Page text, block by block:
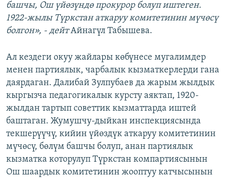
башчы, Ош үйөзүндө прокурор болуп иштеген.
1922-жылы Түркстан аткаруу комитетинин мүчөсү
болгон», - дейтАйнагүл Табышева.
Ал кездеги окуу жайлары көбүнесе мугалимдер
менен партиялык, чарбалык кызматкерлерди гана
даярдаган. Далибай Зулпубаев да жарым жылдык
кыргызча педагогикалык курсту аяктап, 1920-
жылдан тартып советтик кызматтарда иштей
баштаган. Жумушчу-дыйкан инспекциясында
текшерүүчү, кийин үйөздүк аткаруу комитетинин
мүчөсү, бөлүм башчы болуп, анан партиялык
кызматка которулуп Түркстан компартиясынын
Ош шаардык комитетинин жооптуу катчысынын